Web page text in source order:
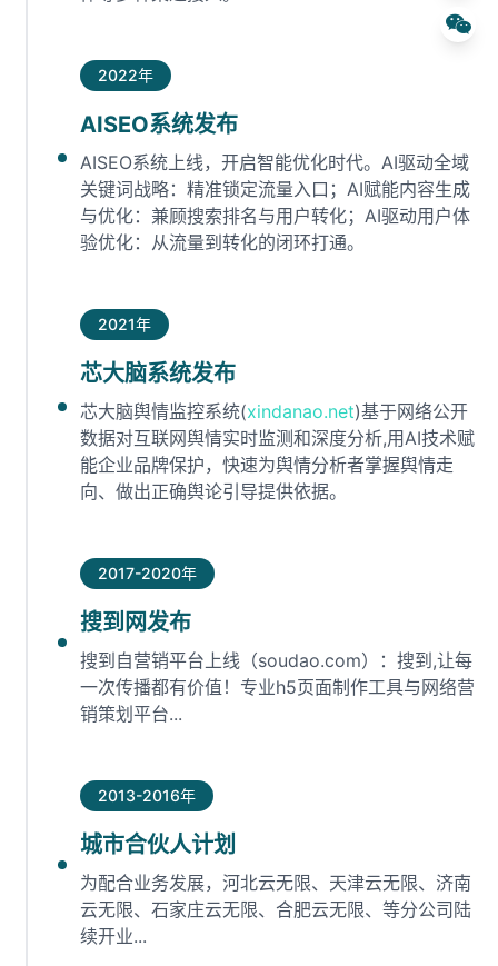
2022年
AISEO系统发布
AISEO系统上线，开启智能优化时代。AI驱动全域
关键词战略：精准锁定流量入口；AI赋能内容生成
与优化：兼顾搜索排名与用户转化；AI驱动用户体
验优化：从流量到转化的闭环打通。
2021年
芯大脑系统发布
芯大脑舆情监控系统(xindanao.net)基于网络公开
数据对互联网舆情实时监测和深度分析,用AI技术赋
能企业品牌保护，快速为舆情分析者掌握舆情走
向、做出正确舆论引导提供依据。
2017-2020年
搜到网发布
搜到自营销平台上线（soudao.com）：搜到,让每
一次传播都有价值！专业h5页面制作工具与网络营
销策划平台...
2013-2016年
城市合伙人计划
为配合业务发展，河北云无限、天津云无限、济南
云无限、石家庄云无限、合肥云无限、等分公司陆
续开业...